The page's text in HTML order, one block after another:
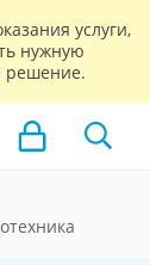
услуги,
нужную
решение.